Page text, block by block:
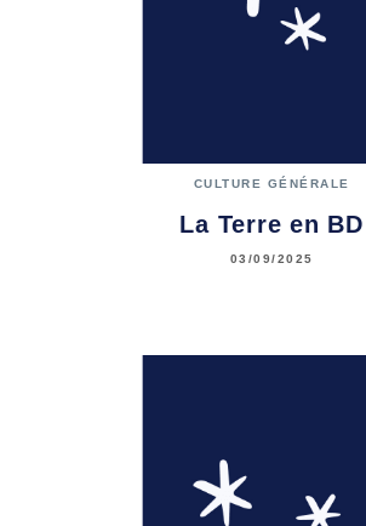
CULTURE GÉNÉRALE
La Terre en BD
03/09/2025